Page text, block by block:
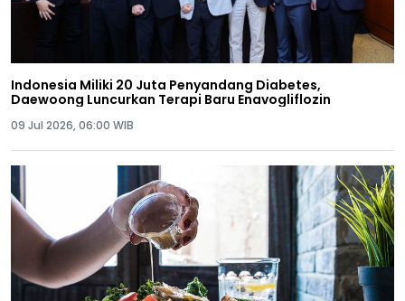
Indonesia Miliki 20 Juta Penyandang Diabetes,
Daewoong Luncurkan Terapi Baru Enavogliflozin
09 Jul 2026, 06:00 WIB